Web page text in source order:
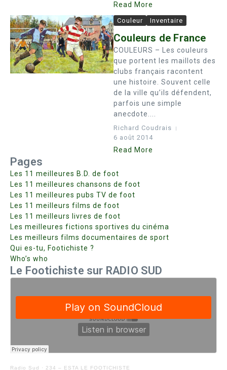
Read More
Couleur Inventaire
Couleurs de France
COULEURS – Les couleurs
que portent les maillots des
clubs français racontent
une histoire. Souvent celle
de la ville qu’ils défendent,
parfois une simple
anecdote....
Richard Coudrais
6 août 2014
Read More
Pages
Les 11 meilleures B.D. de foot
Les 11 meilleures chansons de foot
Les 11 meilleures pubs TV de foot
Les 11 meilleurs films de foot
Les 11 meilleurs livres de foot
Les meilleures fictions sportives du cinéma
Les meilleurs films documentaires de sport
Qui es-tu, Footichiste ?
Who’s who
Le Footichiste sur RADIO SUD
Radio Sud · 234 – ESTA LE FOOTICHISTE